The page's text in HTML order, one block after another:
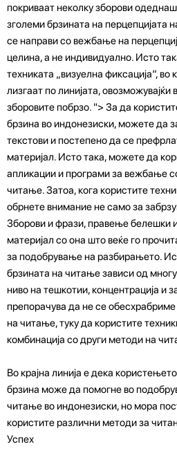
покриваат неколку зборови
зголеми брзината на перцепцијата
се направи со вежбање на
целина, а не индивидуално. Исто
техниката „визуелна фиксација“, во
лизгаат по линијата, овозможувајќи
зборовите побрзо. "> За да
брзина во индонезиски, можете да
текстови и постепено да се
материјал. Исто така, можете да
апликации и програми за вежбање
читање. Затоа, кога користите
обрнете внимание не само за
Зборови и фрази, правење белешки
материјал со она што веќе го
за подобрување на разбирањето.
брзината на читање зависи од
ниво на тешкотии, концентрација и
препорачува да не се обесхрабриме
на читање, туку да користите
комбинација со други методи на
Во крајна линија е дека
брзина може да помогне во
читање во индонезиски, но мора
користите различни методи за
Успех